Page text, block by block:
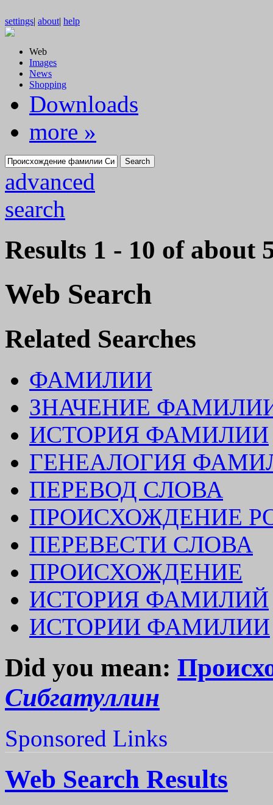
settings| about| help
Web
Images
News
Shopping
Downloads
more »
Search
advanced
search
Results 1 - 10 of about
Web Search
Related Searches
ФАМИЛИИ
ЗНАЧЕНИЕ
ИСТОРИЯ ФАМИЛИИ
ГЕНЕАЛОГИЯ
ПЕРЕВОД СЛОВА
ПРОИСХОЖДЕНИЕ
ПЕРЕВЕСТИ СЛОВА
ПРОИСХОЖДЕНИЕ
ИСТОРИЯ ФАМИЛИЙ
ИСТОРИИ ФАМИЛИИ
Did you mean:
Сибгатуллин
Sponsored Links
Web Search Results